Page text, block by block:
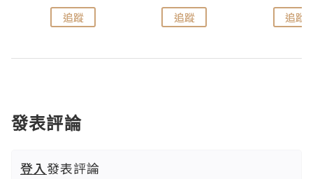
追蹤 追蹤 追蹤
發表評論
登入發表評論